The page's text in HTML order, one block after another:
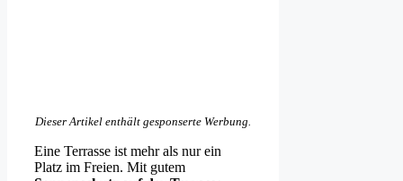
Dieser Artikel enthält gesponserte Werbung.
Eine Terrasse ist mehr als nur ein
Platz im Freien. Mit gutem